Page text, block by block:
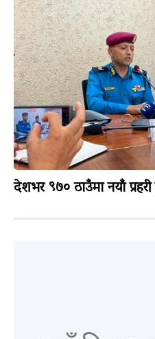
देशभर ९७० ठाउँमा नयाँ